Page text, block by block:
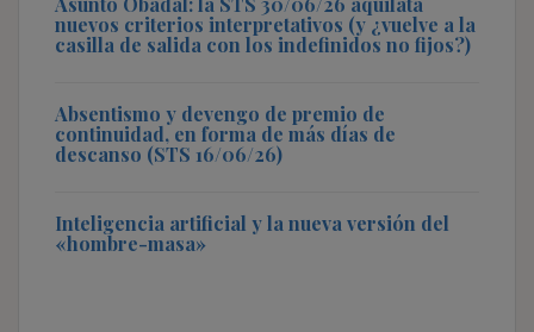
nuevos criterios interpretativos (y ¿vuelve a la
casilla de salida con los indefinidos no fijos?)
Absentismo y devengo de premio de
continuidad, en forma de más días de
descanso (STS 16/06/26)
Inteligencia artificial y la nueva versión del
«hombre-masa»